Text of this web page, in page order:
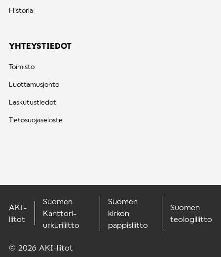
Historia
YHTEYSTIEDOT
Toimisto
Luottamusjohto
Laskutustiedot
Tietosuojaseloste
© 2026 AKI-liitot
AKI-
liitot
Suomen
Kanttori-
urkuriliitto
Suomen
kirkon
pappisliitto
Suomen
teologiliitto